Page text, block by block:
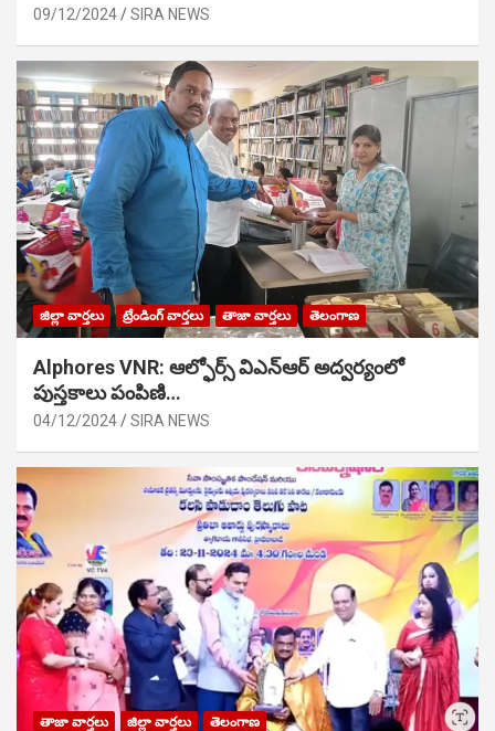
09/12/2024 SIRA NEWS
జిల్లా వార్తలు ట్రేండింగ్ వార్తలు తాజా వార్తలు తెలంగాణ
Alphores VNR: ఆల్ఫోర్స్ విఎన్ఆర్ అద్వర్యంలో
పుస్తకాలు పంపిణి…
04/12/2024 SIRA NEWS
తాజా వార్తలు జిల్లా వార్తలు తెలంగాణ